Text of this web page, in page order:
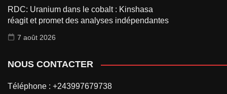
RDC: Uranium dans le cobalt : Kinshasa
réagit et promet des analyses indépendantes
7 août 2026
NOUS CONTACTER
Téléphone : +243997679738